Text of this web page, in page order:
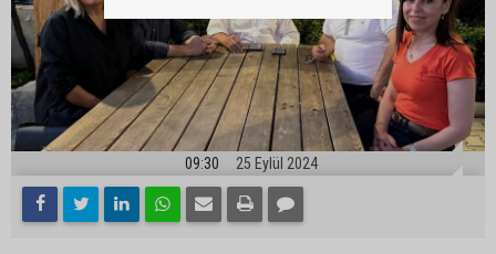
09:30 25 Eylül 2024